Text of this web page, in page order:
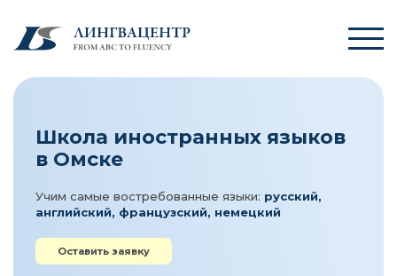
Школа иностранных языков
в Омске
Учим самые востребованные языки: русский,
английский, французский, немецкий
Оставить заявку